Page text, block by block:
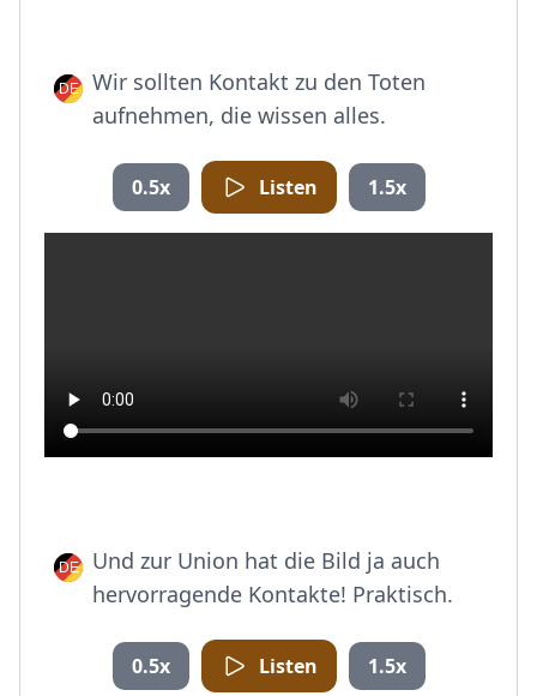
Wir sollten Kontakt zu den Toten
aufnehmen, die wissen alles.
0.5x Listen 1.5x
Und zur Union hat die Bild ja auch
hervorragende Kontakte! Praktisch.
0.5x Listen 1.5x